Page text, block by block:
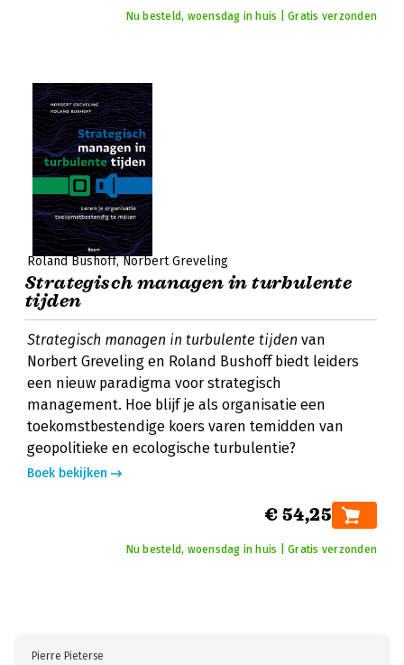
Nu besteld, woensdag in huis | Gratis verzonden
Roland Bushoff Norbert Greveling
Strategisch managen in turbulente
tijden
Strategisch managen in turbulente tijden van
Norbert Greveling en Roland Bushoff biedt leiders
een nieuw paradigma voor strategisch
management. Hoe blijf je als organisatie een
toekomstbestendige koers varen temidden van
geopolitieke en ecologische turbulentie?
Boek bekijken
€ 54,25
Nu besteld, woensdag in huis | Gratis verzonden
Pierre Pieterse